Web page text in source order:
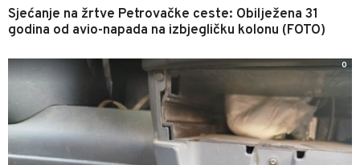
Sjećanje na žrtve Petrovačke ceste: Obilježena 31
godina od avio-napada na izbjegličku kolonu (FOTO)
0